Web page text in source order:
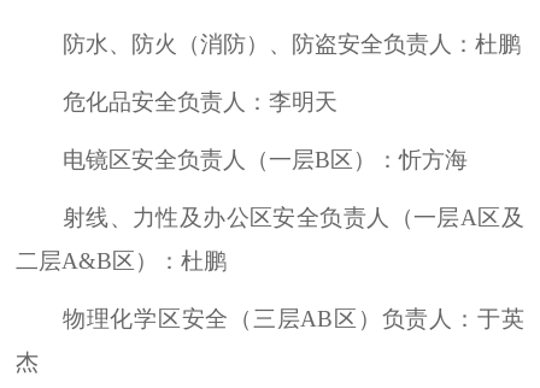
防水、防火（消防）、防盗安全负责人：杜鹏
危化品安全负责人：李明天
电镜区安全负责人（一层B区）：忻方海
射线、力性及办公区安全负责人（一层A区及
二层A&B区）：杜鹏
物理化学区安全（三层AB区）负责人：于英
杰